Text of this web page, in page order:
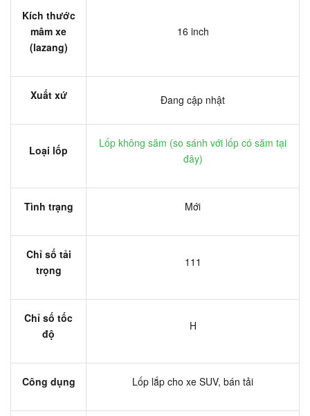
Kích thước
mâm xe
(lazang)
16 inch
Xuất xứ Đang cập nhật
Loại lốp
Lốp không săm (so sánh với lốp có săm tại
đây)
Tình trạng Mới
Chỉ số tải
trọng
111
Chỉ số tốc
độ
H
Công dụng Lốp lắp cho xe SUV, bán tải